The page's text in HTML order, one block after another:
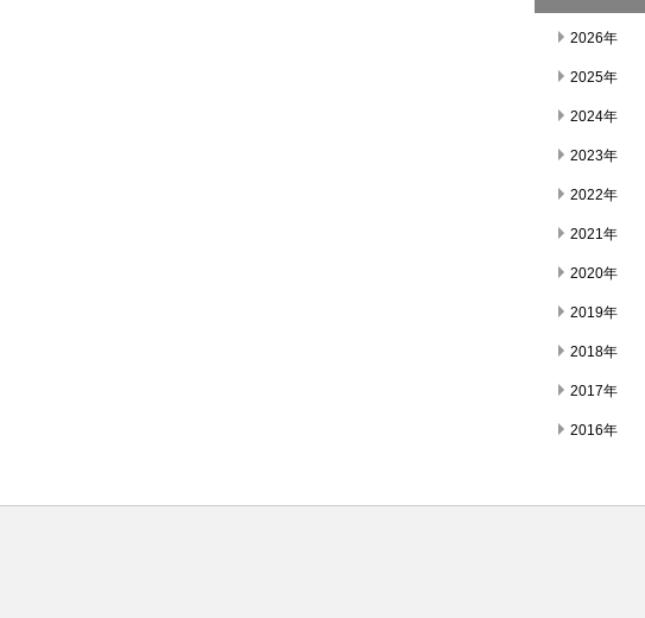
2026年
2025年
2024年
2023年
2022年
2021年
2020年
2019年
2018年
2017年
2016年